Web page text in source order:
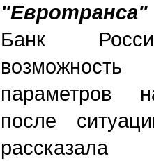
"Евротранса"
Банк
параметров
после
рассказала